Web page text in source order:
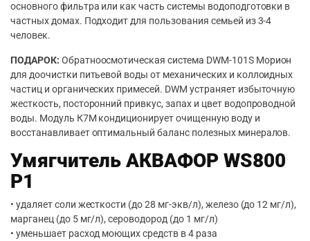
основного фильтра или как часть системы водоподготовки в
частных домах. Подходит для пользования семьей из 3-4
человек.
ПОДАРОК: Обратноосмотическая система DWM-101S Морион
для доочистки питьевой воды от механических и коллоидных
частиц и органических примесей. DWM устраняет избыточную
жесткость, посторонний привкус, запах и цвет водопроводной
воды. Модуль К7М кондиционирует очищенную воду и
восстанавливает оптимальный баланс полезных минералов.
Умягчитель АКВАФОР WS800
P1
• удаляет соли жесткости (до 28 мг-экв/л), железо (до 12 мг/л),
марганец (до 5 мг/л), сероводород (до 1 мг/л)
• уменьшает расход моющих средств в 4 раза